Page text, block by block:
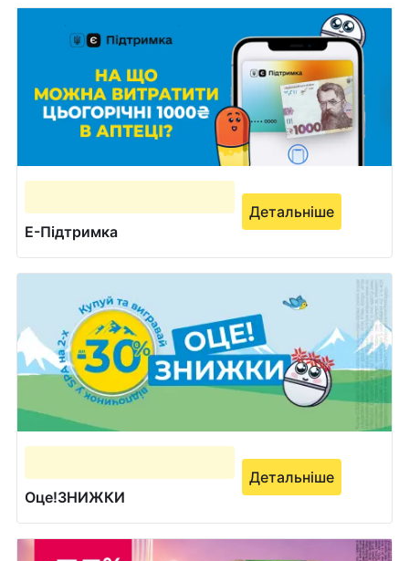
Е-Підтримка
Детальніше
Оце!ЗНИЖКИ
Детальніше